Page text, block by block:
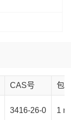
CAS号 包
3416-26-0 1